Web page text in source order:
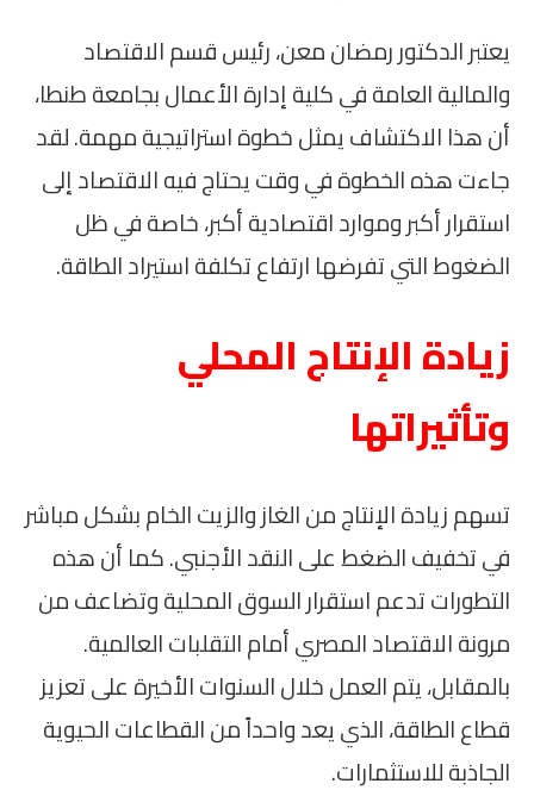
يعتبر الدكتور رمضان معن، رئيس قسم الاقتصاد
والمالية العامة في كلية إدارة الأعمال بجامعة طنطا،
أن هذا الاكتشاف يمثل خطوة استراتيجية مهمة. لقد
جاءت هذه الخطوة في وقت يحتاج فيه الاقتصاد إلى
استقرار أكبر وموارد اقتصادية أكبر، خاصة في ظل
الضغوط التي تفرضها ارتفاع تكلفة استيراد الطاقة.
زيادة الإنتاج المحلي
وتأثيراتها
تسهم زيادة الإنتاج من الغاز والزيت الخام بشكل مباشر
في تخفيف الضغط على النقد الأجنبي. كما أن هذه
التطورات تدعم استقرار السوق المحلية وتضاعف من
مرونة الاقتصاد المصري أمام التقلبات العالمية.
بالمقابل، يتم العمل خلال السنوات الأخيرة على تعزيز
قطاع الطاقة، الذي يعد واحداً من القطاعات الحيوية
الجاذبة للاستثمارات.